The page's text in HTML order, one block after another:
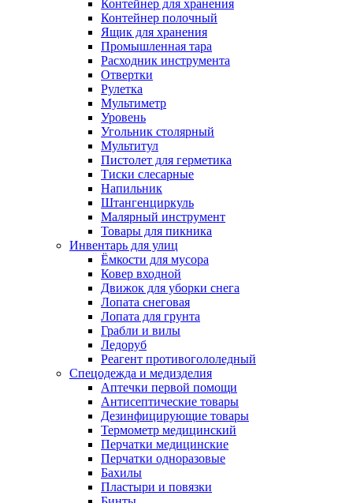
Контейнер для хранения
Контейнер полочный
Ящик для хранения
Промышленная тара
Расходник инструмента
Отвертки
Рулетка
Мультиметр
Уровень
Угольник столярный
Мультитул
Пистолет для герметика
Тиски слесарные
Напильник
Штангенциркуль
Малярный инструмент
Товары для пикника
Инвентарь для улиц
Ёмкости для мусора
Ковер входной
Движок для уборки снега
Лопата снеговая
Лопата для грунта
Грабли и вилы
Ледоруб
Реагент противогололедный
Спецодежда и медизделия
Аптечки первой помощи
Антисептические товары
Дезинфицирующие товары
Термометр медицинский
Перчатки медицинские
Перчатки одноразовые
Бахилы
Пластыри и повязки